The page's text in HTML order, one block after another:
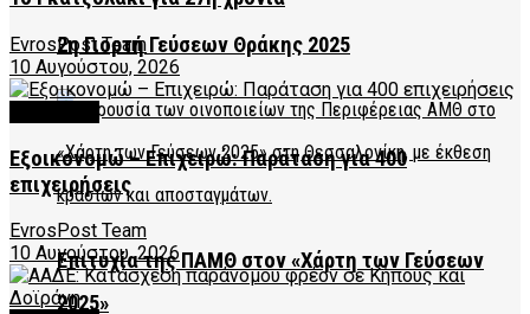
2η Γιορτή Γεύσεων Θράκης 2025
Επιτυχία της ΠΑΜΘ στον «Χάρτη των Γεύσεων
2025»
EvrosPost Team
10 Αυγούστου, 2026
Εξοικονομώ – Επιχειρώ: Παράταση για 400
επιχειρήσεις
EvrosPost Team
10 Αυγούστου, 2026